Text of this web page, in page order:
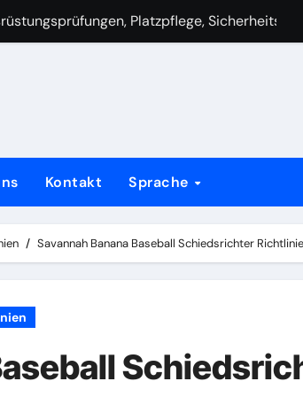
Schlagreihenfolge, Auswechslungen
Spielerverhalten,
Lehrmomente, Führung
Richtlinien: Zusammenarbeit mit
Richtlinien:
Kontakt Sprache
Savannah Banana Baseball Schiedsrichter